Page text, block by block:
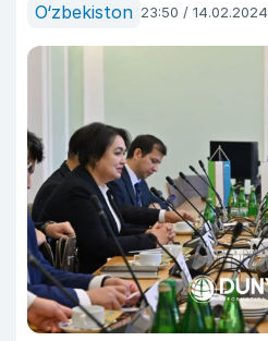
O‘zbekiston 23:50 / 14.02.2024